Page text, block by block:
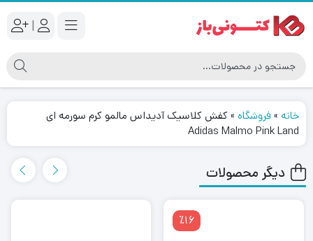
|
خانه »فروشگاه »کفش کلاسیک آدیداس مالمو کرم سورمه ای
Adidas Malmo Pink Land
دیگر محصولات
٪16